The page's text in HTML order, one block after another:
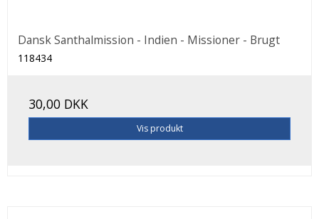
Dansk Santhalmission - Indien - Missioner - Brugt
118434
30,00 DKK
Vis produkt